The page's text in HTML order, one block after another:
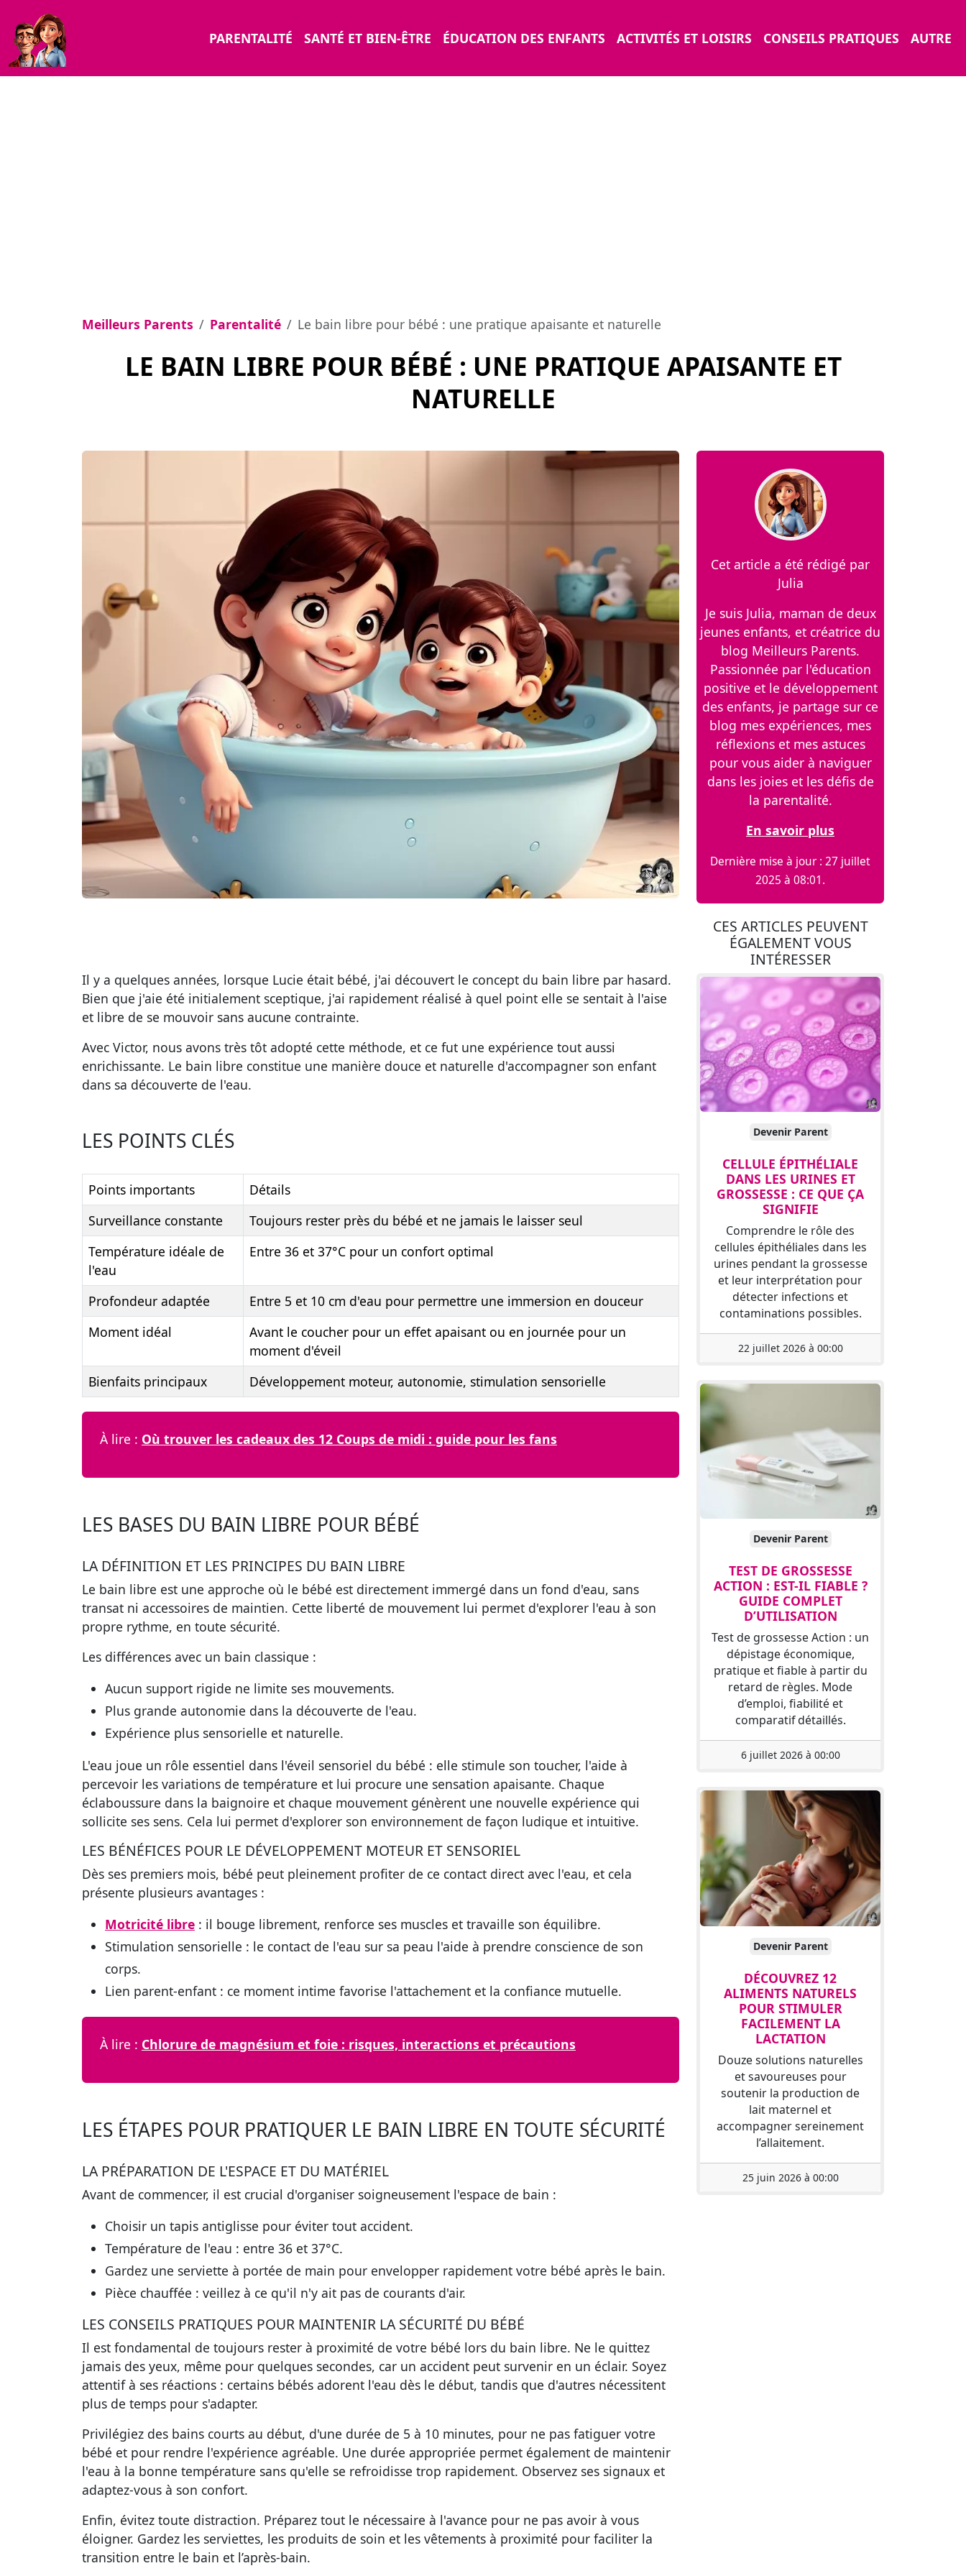
PARENTALITÉ SANTÉ ET BIEN-ÊTRE ÉDUCATION DES ENFANTS ACTIVITÉS ET LOISIRS CONSEILS PRATIQUES AUTRE
Meilleurs Parents Parentalité Le bain libre pour bébé : une pratique apaisante et naturelle
LE BAIN LIBRE POUR BÉBÉ : UNE PRATIQUE APAISANTE ET
NATURELLE
Il y a quelques années, lorsque Lucie était bébé, j'ai découvert le concept du bain libre par hasard.
Bien que j'aie été initialement sceptique, j'ai rapidement réalisé à quel point elle se sentait à l'aise
et libre de se mouvoir sans aucune contrainte.
Avec Victor, nous avons très tôt adopté cette méthode, et ce fut une expérience tout aussi
enrichissante. Le bain libre constitue une manière douce et naturelle d'accompagner son enfant
dans sa découverte de l'eau.
LES POINTS CLÉS
Points importants
Détails
Surveillance constante
Toujours rester près du bébé et ne jamais le laisser seul
Température idéale de
l'eau
Entre 36 et 37°C pour un confort optimal
Profondeur adaptée
Entre 5 et 10 cm d'eau pour permettre une immersion en douceur
Moment idéal
Avant le coucher pour un effet apaisant ou en journée pour un
moment d'éveil
Bienfaits principaux
Développement moteur, autonomie, stimulation sensorielle
À lire : Où trouver les cadeaux des 12 Coups de midi : guide pour les fans
LES BASES DU BAIN LIBRE POUR BÉBÉ
LA DÉFINITION ET LES PRINCIPES DU BAIN LIBRE
Le bain libre est une approche où le bébé est directement immergé dans un fond d'eau, sans
transat ni accessoires de maintien. Cette liberté de mouvement lui permet d'explorer l'eau à son
propre rythme, en toute sécurité.
Les différences avec un bain classique :
Aucun support rigide ne limite ses mouvements.
Plus grande autonomie dans la découverte de l'eau.
Expérience plus sensorielle et naturelle.
L'eau joue un rôle essentiel dans l'éveil sensoriel du bébé : elle stimule son toucher, l'aide à
percevoir les variations de température et lui procure une sensation apaisante. Chaque
éclaboussure dans la baignoire et chaque mouvement génèrent une nouvelle expérience qui
sollicite ses sens. Cela lui permet d'explorer son environnement de façon ludique et intuitive.
LES BÉNÉFICES POUR LE DÉVELOPPEMENT MOTEUR ET SENSORIEL
Dès ses premiers mois, bébé peut pleinement profiter de ce contact direct avec l'eau, et cela
présente plusieurs avantages :
Motricité libre : il bouge librement, renforce ses muscles et travaille son équilibre.
Stimulation sensorielle : le contact de l'eau sur sa peau l'aide à prendre conscience de son
corps.
Lien parent-enfant : ce moment intime favorise l'attachement et la confiance mutuelle.
À lire : Chlorure de magnésium et foie : risques, interactions et précautions
LES ÉTAPES POUR PRATIQUER LE BAIN LIBRE EN TOUTE SÉCURITÉ
LA PRÉPARATION DE L'ESPACE ET DU MATÉRIEL
Avant de commencer, il est crucial d'organiser soigneusement l'espace de bain :
Choisir un tapis antiglisse pour éviter tout accident.
Température de l'eau : entre 36 et 37°C.
Gardez une serviette à portée de main pour envelopper rapidement votre bébé après le bain.
Pièce chauffée : veillez à ce qu'il n'y ait pas de courants d'air.
LES CONSEILS PRATIQUES POUR MAINTENIR LA SÉCURITÉ DU BÉBÉ
Il est fondamental de toujours rester à proximité de votre bébé lors du bain libre. Ne le quittez
jamais des yeux, même pour quelques secondes, car un accident peut survenir en un éclair. Soyez
attentif à ses réactions : certains bébés adorent l'eau dès le début, tandis que d'autres nécessitent
plus de temps pour s'adapter.
Privilégiez des bains courts au début, d'une durée de 5 à 10 minutes, pour ne pas fatiguer votre
bébé et pour rendre l'expérience agréable. Une durée appropriée permet également de maintenir
l'eau à la bonne température sans qu'elle se refroidisse trop rapidement. Observez ses signaux et
adaptez-vous à son confort.
Enfin, évitez toute distraction. Préparez tout le nécessaire à l'avance pour ne pas avoir à vous
éloigner. Gardez les serviettes, les produits de soin et les vêtements à proximité pour faciliter la
transition entre le bain et l’après-bain.
Cet article a été rédigé par
Julia
Je suis Julia, maman de deux
jeunes enfants, et créatrice du
blog Meilleurs Parents.
Passionnée par l'éducation
positive et le développement
des enfants, je partage sur ce
blog mes expériences, mes
réflexions et mes astuces
pour vous aider à naviguer
dans les joies et les défis de
la parentalité.
En savoir plus
Dernière mise à jour : 27 juillet
2025 à 08:01.
CES ARTICLES PEUVENT
ÉGALEMENT VOUS
INTÉRESSER
Devenir Parent
CELLULE ÉPITHÉLIALE
DANS LES URINES ET
GROSSESSE : CE QUE ÇA
SIGNIFIE
Comprendre le rôle des
cellules épithéliales dans les
urines pendant la grossesse
et leur interprétation pour
détecter infections et
contaminations possibles.
22 juillet 2026 à 00:00
Devenir Parent
TEST DE GROSSESSE
ACTION : EST-IL FIABLE ?
GUIDE COMPLET
D’UTILISATION
Test de grossesse Action : un
dépistage économique,
pratique et fiable à partir du
retard de règles. Mode
d’emploi, fiabilité et
comparatif détaillés.
6 juillet 2026 à 00:00
Devenir Parent
DÉCOUVREZ 12
ALIMENTS NATURELS
POUR STIMULER
FACILEMENT LA
LACTATION
Douze solutions naturelles
et savoureuses pour
soutenir la production de
lait maternel et
accompagner sereinement
l’allaitement.
25 juin 2026 à 00:00